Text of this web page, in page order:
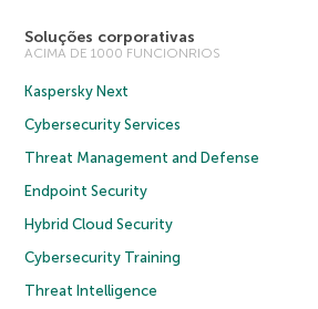
Soluções corporativas
ACIMA DE 1000 FUNCIONRIOS
Kaspersky Next
Cybersecurity Services
Threat Management and Defense
Endpoint Security
Hybrid Cloud Security
Cybersecurity Training
Threat Intelligence